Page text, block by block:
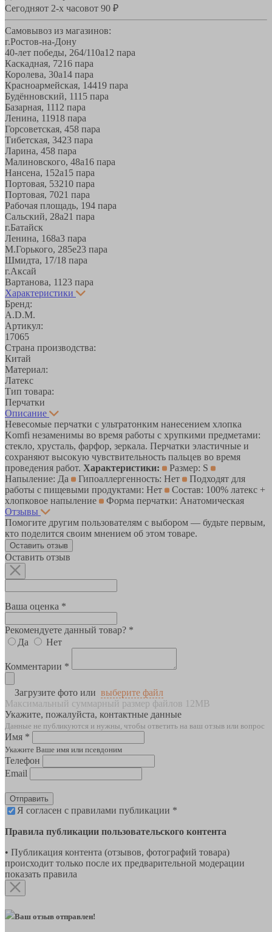
Сегодняот 2-х часовот 90 ₽
Самовывоз из магазинов:
г.Ростов-на-Дону
40-лет победы, 264/110а12 пара
Каскадная, 7216 пара
Королева, 30а14 пара
Красноармейская, 14419 пара
Будённовский, 1115 пара
Базарная, 1112 пара
Ленина, 11918 пара
Горсоветская, 458 пара
Тибетская, 3423 пара
Ларина, 458 пара
Малиновского, 48а16 пара
Нансена, 152а15 пара
Портовая, 53210 пара
Портовая, 7021 пара
Рабочая площадь, 194 пара
Сальский, 28a21 пара
г.Батайск
Ленина, 168а3 пара
М.Горького, 285е23 пара
Шмидта, 17/18 пара
г.Аксай
Вартанова, 11 23 пара
Характеристики
Бренд:
A.D.M.
Артикул:
17065
Страна производства:
Китай
Материал:
Латекс
Тип товара:
Перчатки
Описание
Невесомые перчатки с ультратонким нанесением хлопка
Komfi незаменимы во время работы с хрупкими предметами:
стекло, хрусталь, фарфор, зеркала. Перчатки эластичные и
сохраняют высокую чувствительность пальцев во время
проведения работ. Характеристики:
Размер: S
Напыление: Да
Гипоаллергенность: Нет
Подходят для
работы с пищевыми продуктами: Нет
Состав: 100% латекс +
хлопковое напыление
Форма перчатки: Анатомическая
Отзывы
Помогите другим пользователям с выбором — будьте первым,
кто поделится своим мнением об этом товаре.
Оставить отзыв
Оставить отзыв
Ваша оценка *
Рекомендуете данный товар? *
Да
Нет
Комментарии *
Загрузите фото или выберите файл
Максимальный суммарный размер файлов 12MB
Укажите, пожалуйста, контактные данные
Данные не публикуются и нужны, чтобы ответить на ваш отзыв или вопрос
Имя *
Укажите Ваше имя или псевдоним
Телефон
Email
Отправить
Я согласен с правилами публикации *
Правила публикации пользовательского контента
• Публикация контента (отзывов, фотографий товара)
происходит только после их предварительной модерации
показать правила
Ваш отзыв отправлен!